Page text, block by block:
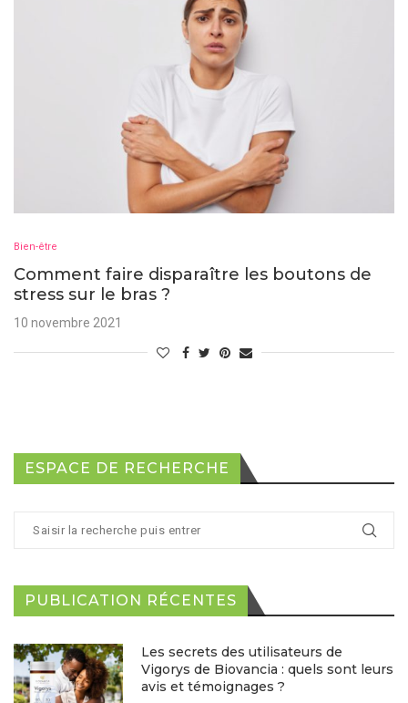
Bien-être
Comment faire disparaître les boutons de
stress sur le bras ?
10 novembre 2021
ESPACE DE RECHERCHE
PUBLICATION RÉCENTES
Les secrets des utilisateurs de
Vigorys de Biovancia : quels sont leurs
avis et témoignages ?